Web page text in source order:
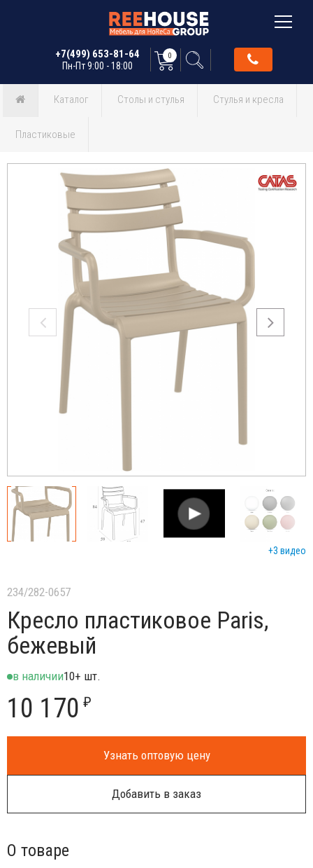
+7(499) 653-81-64
Пн-Пт 9:00 - 18:00
0
Каталог Столы и стулья Стулья и кресла
Пластиковые
+3 видео
234/282-0657
Кресло пластиковое Paris,
бежевый
в наличии10+ шт.
10 170 ₽
Узнать оптовую цену
Добавить в заказ
О товаре